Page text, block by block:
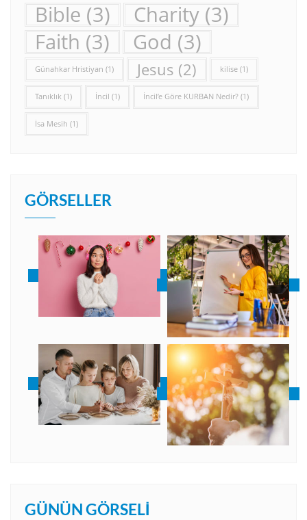
Bible (3) Charity (3)
Faith (3) God (3)
Günahkar Hristiyan (1) Jesus (2) kilise (1)
Tanıklık (1) İncil (1) İncil’e Göre KURBAN Nedir? (1)
İsa Mesih (1)
GÖRSELLER
GÜNÜN GÖRSELI